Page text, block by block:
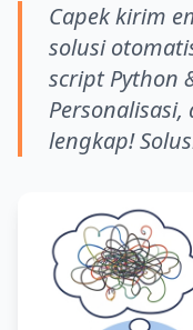
Capek kirim
solusi
script Python
lengkap!